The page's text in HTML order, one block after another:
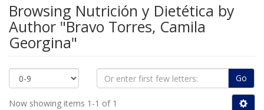
Browsing Nutrición y Dietética by
Author "Bravo Torres, Camila
Georgina"
Go
Now showing items 1-1 of 1